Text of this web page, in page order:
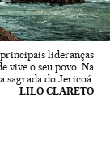
lideranças
vive o seu povo. Na
sagrada do Jericoá.
LILO CLARETO